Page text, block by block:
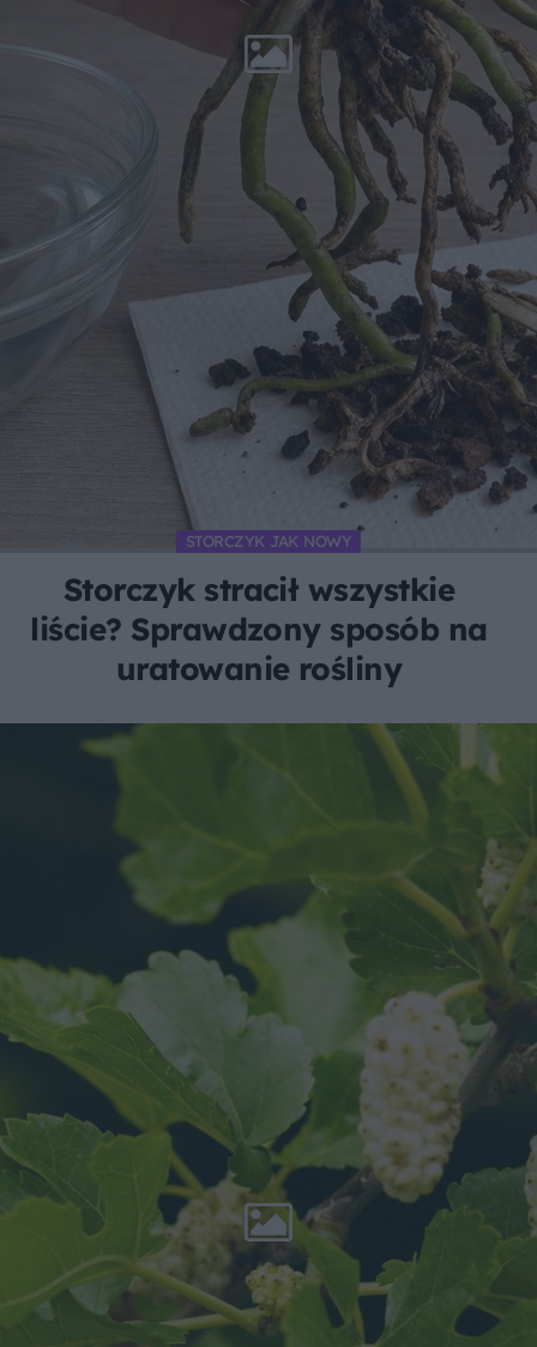
STORCZYK JAK NOWY
Storczyk stracił wszystkie
liście? Sprawdzony sposób na
uratowanie rośliny